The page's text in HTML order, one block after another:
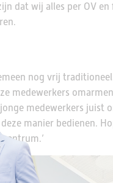
dat wij alles per OV en
nog vrij
medewerkers
medewerkers juist
manier bedienen.